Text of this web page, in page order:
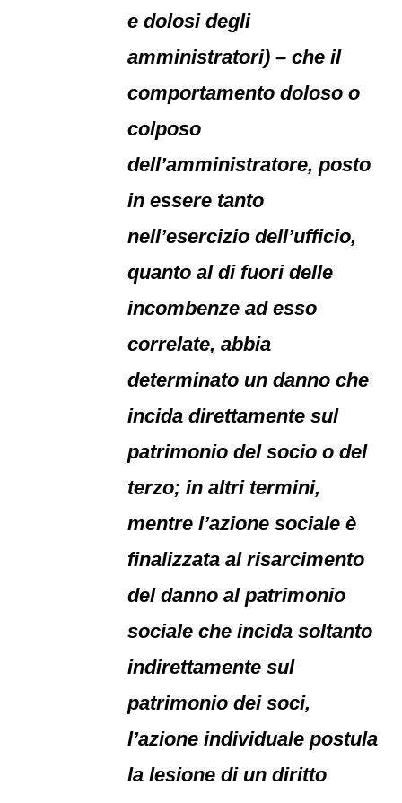
e dolosi degli
amministratori) – che il
comportamento doloso o
colposo
dell’amministratore, posto
in essere tanto
nell’esercizio dell’ufficio,
quanto al di fuori delle
incombenze ad esso
correlate, abbia
determinato un danno che
incida direttamente sul
patrimonio del socio o del
terzo; in altri termini,
mentre l’azione sociale è
finalizzata al risarcimento
del danno al patrimonio
sociale che incida soltanto
indirettamente sul
patrimonio dei soci,
l’azione individuale postula
la lesione di un diritto